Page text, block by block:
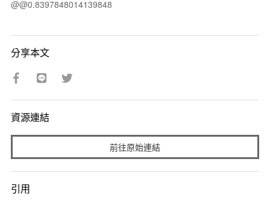
@@0.8397848014139848
分享本文
資源連結
前往原始連結
引用